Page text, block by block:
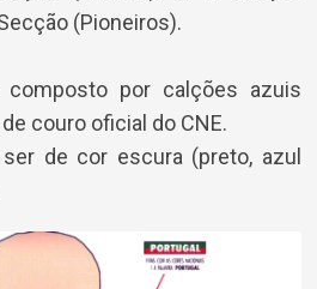
(Pioneiros).
por calções azuis
couro oficial do CNE.
de cor escura (preto, azul